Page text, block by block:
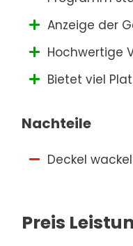
Anzeige der
Hochwertige
Bietet viel
Nachteile
Deckel
Preis